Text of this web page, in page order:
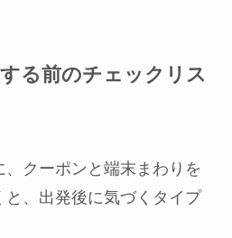
る前のチェックリス
クーポンと端末まわりを
と、出発後に気づくタイプ